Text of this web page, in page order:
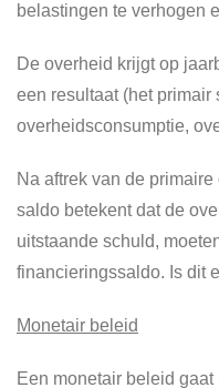
belastingen te verhogen
De overheid krijgt op
een resultaat (het
overheidsconsumptie,
Na aftrek van de
saldo betekent dat de
uitstaande schuld,
financieringssaldo. Is dit
Monetair beleid
Een monetair beleid